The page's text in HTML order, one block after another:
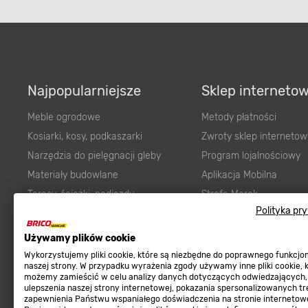
Polityka
Używamy plików cookie
Wykorzystujemy pliki cookie, które są niezbędne do poprawnego
naszej strony. W przypadku wyrażenia zgody używamy inne pliki cookie,
możemy zamieścić w celu analizy danych dotyczących odwiedzających,
ulepszenia naszej strony internetowej, pokazania spersonalizowanych
zapewnienia Państwu wspaniałego doświadczenia na stronie
Najpopularniejsze
Meble ogrodowe
Kosiarki, kosy, podkaszarki
Narzędzia do pielęgnacji gleby
Materiały budowlane
Tarasy, ścieżki, podjazdy
Karma dla psa
Ogród
Farby wewnętrzne białe
Elektryka
Sklep
Metody płatności
Zwroty sklep
Program lojalnościowy
Aplikacja Mobilna
Strefa Marek
Prawny obowiązek
zgodności towaru z
Program Brico PRO